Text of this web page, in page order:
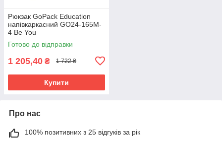
Рюкзак GoPack Education
напівкаркасний GO24-165M-
4 Be You
Готово до відправки
1 205,40 ₴ 1 722 ₴
Купити
Про нас
100% позитивних з 25 відгуків за рік